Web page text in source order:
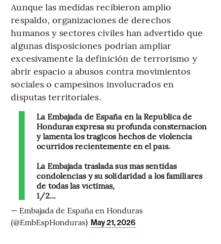
Aunque las medidas recibieron amplio
respaldo, organizaciones de derechos
humanos y sectores civiles han advertido que
algunas disposiciones podrían ampliar
excesivamente la definición de terrorismo y
abrir espacio a abusos contra movimientos
sociales o campesinos involucrados en
disputas territoriales.
La Embajada de España en la República de
Honduras expresa su profunda consternación
y lamenta los trágicos hechos de violencia
ocurridos recientemente en el país.
La Embajada traslada sus más sentidas
condolencias y su solidaridad a los familiares
de todas las víctimas,
1/2...
— Embajada de España en Honduras
(@EmbEspHonduras) May 21, 2026